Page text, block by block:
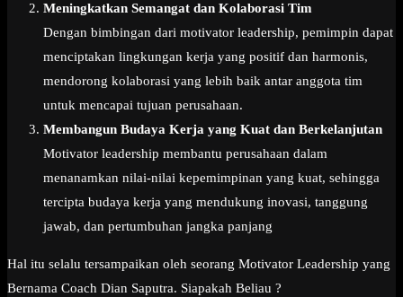
Meningkatkan Semangat dan Kolaborasi Tim
Dengan bimbingan dari motivator leadership, pemimpin dapat
menciptakan lingkungan kerja yang positif dan harmonis,
mendorong kolaborasi yang lebih baik antar anggota tim
untuk mencapai tujuan perusahaan.
Membangun Budaya Kerja yang Kuat dan Berkelanjutan
Motivator leadership membantu perusahaan dalam
menanamkan nilai-nilai kepemimpinan yang kuat, sehingga
tercipta budaya kerja yang mendukung inovasi, tanggung
jawab, dan pertumbuhan jangka panjang
Hal itu selalu tersampaikan oleh seorang Motivator Leadership yang
Bernama Coach Dian Saputra. Siapakah Beliau ?